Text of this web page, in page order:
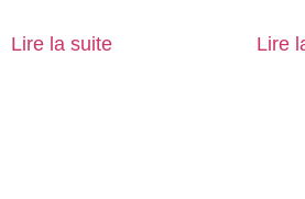
Lire la suite Lire